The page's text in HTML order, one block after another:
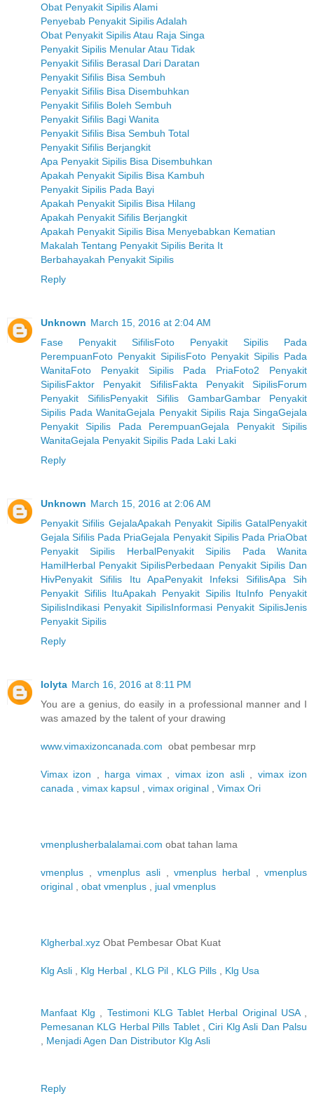
Obat Penyakit Sipilis Alami
Penyebab Penyakit Sipilis Adalah
Obat Penyakit Sipilis Atau Raja Singa
Penyakit Sipilis Menular Atau Tidak
Penyakit Sifilis Berasal Dari Daratan
Penyakit Sifilis Bisa Sembuh
Penyakit Sifilis Bisa Disembuhkan
Penyakit Sifilis Boleh Sembuh
Penyakit Sifilis Bagi Wanita
Penyakit Sifilis Bisa Sembuh Total
Penyakit Sifilis Berjangkit
Apa Penyakit Sipilis Bisa Disembuhkan
Apakah Penyakit Sipilis Bisa Kambuh
Penyakit Sipilis Pada Bayi
Apakah Penyakit Sipilis Bisa Hilang
Apakah Penyakit Sifilis Berjangkit
Apakah Penyakit Sipilis Bisa Menyebabkan Kematian
Makalah Tentang Penyakit Sipilis Berita It
Berbahayakah Penyakit Sipilis
Reply
Unknown March 15, 2016 at 2:04 AM
Fase Penyakit SifilisFoto Penyakit Sipilis Pada
PerempuanFoto Penyakit SipilisFoto Penyakit Sipilis Pada
WanitaFoto Penyakit Sipilis Pada PriaFoto2 Penyakit
SipilisFaktor Penyakit SifilisFakta Penyakit SipilisForum
Penyakit SifilisPenyakit Sifilis GambarGambar Penyakit
Sipilis Pada WanitaGejala Penyakit Sipilis Raja SingaGejala
Penyakit Sipilis Pada PerempuanGejala Penyakit Sipilis
WanitaGejala Penyakit Sipilis Pada Laki Laki
Reply
Unknown March 15, 2016 at 2:06 AM
Penyakit Sifilis GejalaApakah Penyakit Sipilis GatalPenyakit
Gejala Sifilis Pada PriaGejala Penyakit Sipilis Pada PriaObat
Penyakit Sipilis HerbalPenyakit Sipilis Pada Wanita
HamilHerbal Penyakit SipilisPerbedaan Penyakit Sipilis Dan
HivPenyakit Sifilis Itu ApaPenyakit Infeksi SifilisApa Sih
Penyakit Sifilis ItuApakah Penyakit Sipilis ItuInfo Penyakit
SipilisIndikasi Penyakit SipilisInformasi Penyakit SipilisJenis
Penyakit Sipilis
Reply
lolyta March 16, 2016 at 8:11 PM
You are a genius, do easily in a professional manner and I
was amazed by the talent of your drawing
www.vimaxizoncanada.com obat pembesar mrp
Vimax izon harga vimax, vimax izon asli, vimax izon
canada
vimax kapsul vimax original Vimax Ori
vmenplusherbalalamai.com obat tahan lama
vmenplus vmenplus asli,vmenplus herbal
vmenplus
original
obat vmenplus jual vmenplus
Klgherbal.xyz Obat Pembesar Obat Kuat
Klg Asli Klg Herbal KLG Pil KLG Pills Klg Usa
Manfaat Klg Testimoni KLG Tablet Herbal Original USA,
Pemesanan KLG Herbal Pills Tablet,Ciri Klg Asli Dan Palsu
Menjadi Agen Dan Distributor Klg Asli
Reply